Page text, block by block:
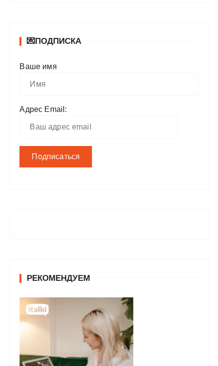
💌ПОДПИСКА
Ваше имя
Адрес Email:
РЕКОМЕНДУЕМ